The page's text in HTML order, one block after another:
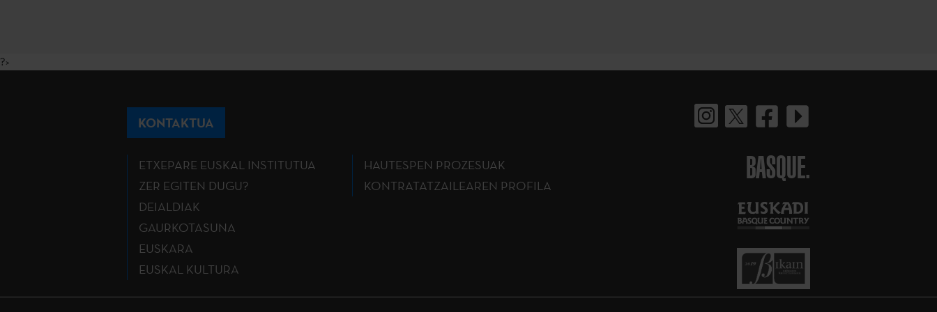
?>
KONTAKTUA
ETXEPARE EUSKAL INSTITUTUA
ZER EGITEN DUGU?
DEIALDIAK
GAURKOTASUNA
EUSKARA
EUSKAL KULTURA
HAUTESPEN PROZESUAK
KONTRATATZAILEAREN PROFILA
BASQUE.